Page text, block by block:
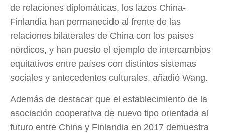
de relaciones diplomáticas, los lazos China-
Finlandia han permanecido al frente de las
relaciones bilaterales de China con los países
nórdicos, y han puesto el ejemplo de intercambios
equitativos entre países con distintos sistemas
sociales y antecedentes culturales, añadió Wang.
Además de destacar que el establecimiento de la
asociación cooperativa de nuevo tipo orientada al
futuro entre China y Finlandia en 2017 demuestra